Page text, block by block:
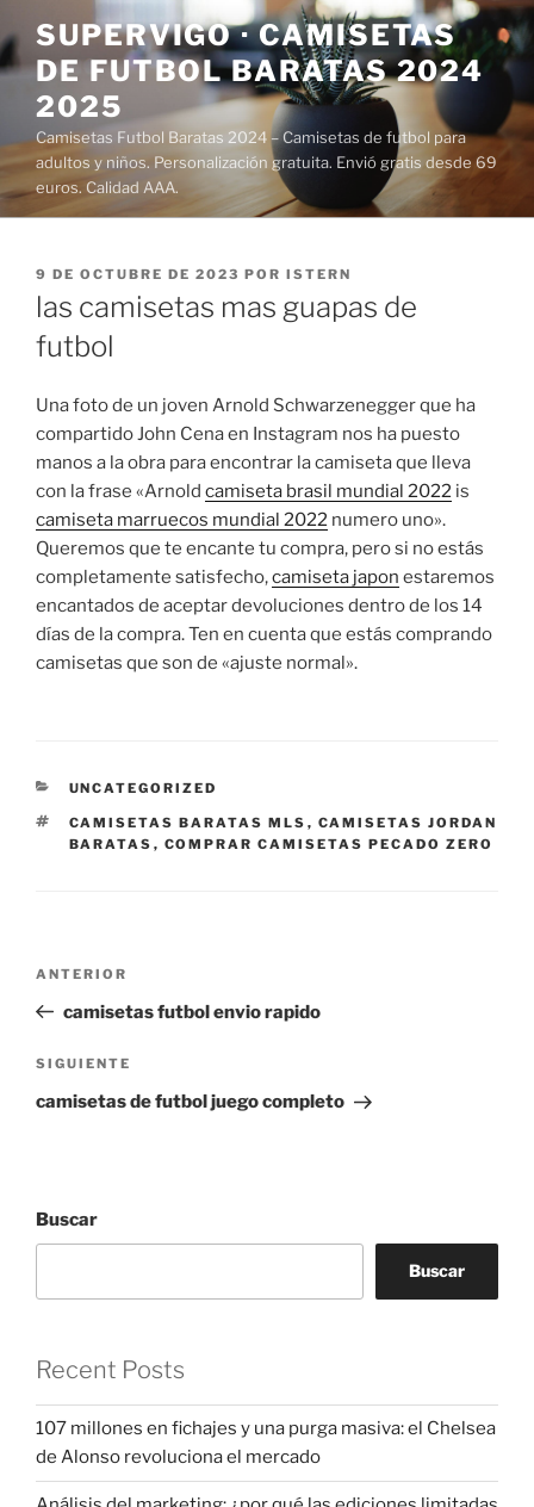
al
contenido
SUPERVIGO · CAMISETAS
DE FUTBOL BARATAS 2024
2025
Camisetas Futbol Baratas 2024 – Camisetas de futbol para
adultos y niños. Personalización gratuita. Envió gratis desde 69
euros. Calidad AAA.
PUBLICADO
EL
9 DE OCTUBRE DE 2023 POR ISTERN
las camisetas mas guapas de
futbol
Una foto de un joven Arnold Schwarzenegger que ha
compartido John Cena en Instagram nos ha puesto
manos a la obra para encontrar la camiseta que lleva
con la frase «Arnold camiseta brasil mundial 2022 is
camiseta marruecos mundial 2022 numero uno».
Queremos que te encante tu compra, pero si no estás
completamente satisfecho,camiseta japon estaremos
encantados de aceptar devoluciones dentro de los 14
días de la compra. Ten en cuenta que estás comprando
camisetas que son de «ajuste normal».
CATEGORÍAS
UNCATEGORIZED
ETIQUETAS
CAMISETAS BARATAS MLS , CAMISETAS JORDAN
BARATAS , COMPRAR CAMISETAS PECADO ZERO
entradas
Entrada
anterior:
ANTERIOR
camisetas futbol envio rapido
Siguiente
entrada
SIGUIENTE
camisetas de futbol juego completo
Buscar
Buscar
Recent Posts
107 millones en fichajes y una purga masiva: el Chelsea
de Alonso revoluciona el mercado